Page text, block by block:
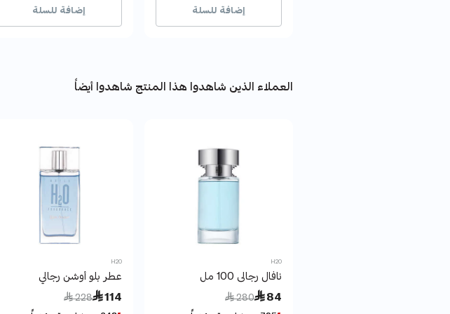
إضافة للسلة إضافة للسلة
العملاء الذين شاهدوا هذا المنتج شاهدوا أيضاً
H2O
نافال رجالى 100 مل
 84
Price reduced from
 280
to
H2O
عطر بلو أوشن رجالي
 114
Price reduced from
 228
to